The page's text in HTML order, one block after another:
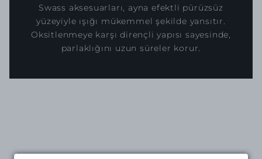
Swass aksesuarları, ayna efektli pürüzsüz
yüzeyiyle ışığı mükemmel şekilde yansıtır.
Oksitlenmeye karşı dirençli yapısı sayesinde,
parlaklığını uzun süreler korur.